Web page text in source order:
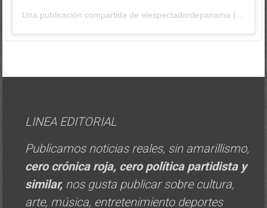
Una publicación compartida de elespectadordepanama (@elespectadordepanama)
LINEA EDITORIAL
Publicamos noticias reales, sin amarillismo,
cero crónica roja, cero política partidista y
similar, nos gusta publicar sobre cultura,
arte, música, entretenimiento deportes